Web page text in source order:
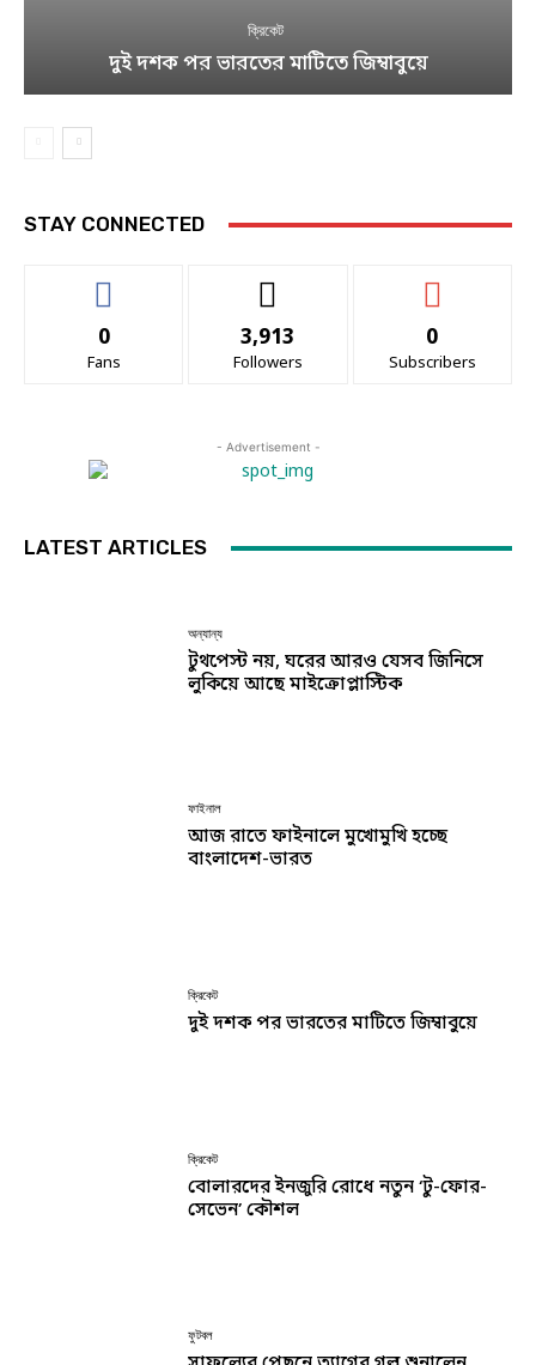
ক্রিকেট
দুই দশক পর ভারতের মাটিতে জিম্বাবুয়ে
STAY CONNECTED
0
Fans
3,913
Followers
0
Subscribers
- Advertisement -
LATEST ARTICLES
অন্যান্য
টুথপেস্ট নয়, ঘরের আরও যেসব জিনিসে
লুকিয়ে আছে মাইক্রোপ্লাস্টিক
ফাইনাল
আজ রাতে ফাইনালে মুখোমুখি হচ্ছে
বাংলাদেশ-ভারত
ক্রিকেট
দুই দশক পর ভারতের মাটিতে জিম্বাবুয়ে
ক্রিকেট
বোলারদের ইনজুরি রোধে নতুন ‘টু-ফোর-
সেভেন’ কৌশল
ফুটবল